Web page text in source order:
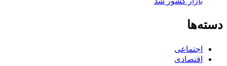
دسته‌ها
اجتماعی
اقتصادی